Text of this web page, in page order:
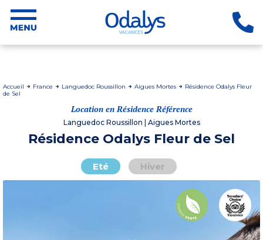
Accueil France Languedoc Roussillon Aigues Mortes
Résidence Odalys Fleur
de Sel
Location en Résidence Référence
Languedoc Roussillon | Aigues Mortes
Résidence Odalys Fleur de Sel
Eté Hiver